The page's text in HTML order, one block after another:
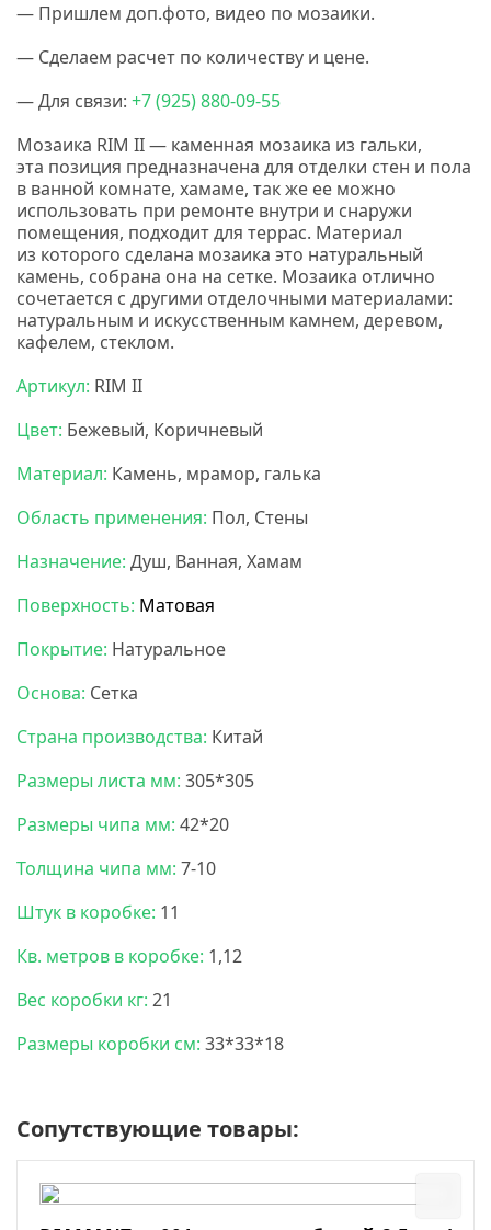
— Пришлем доп.фото, видео по мозаики.
— Сделаем расчет по количеству и цене.
— Для связи: +7(925) 880-09-55
Мозаика RIM II — каменная мозаика из гальки,
эта позиция предназначена для отделки стен и пола
в ванной комнате, хамаме, так же ее можно
использовать при ремонте внутри и снаружи
помещения, подходит для террас. Материал
из которого сделана мозаика это натуральный
камень, собрана она на сетке. Мозаика отлично
сочетается с другими отделочными материалами:
натуральным и искусственным камнем, деревом,
кафелем, стеклом.
Артикул: RIM II
Цвет: Бежевый, Коричневый
Материал: Камень, мрамор, галька
Область применения: Пол, Стены
Назначение: Душ, Ванная, Хамам
Поверхность: Матовая
Покрытие: Натуральное
Основа: Сетка
Страна производства: Китай
Размеры листа мм: 305*305
Размеры чипа мм: 42*20
Толщина чипа мм: 7-10
Штук в коробке: 11
Кв. метров в коробке: 1,12
Вес коробки кг: 21
Размеры коробки см: 33*33*18
Сопутствующие товары: